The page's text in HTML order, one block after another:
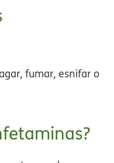
fumar, esnifar o